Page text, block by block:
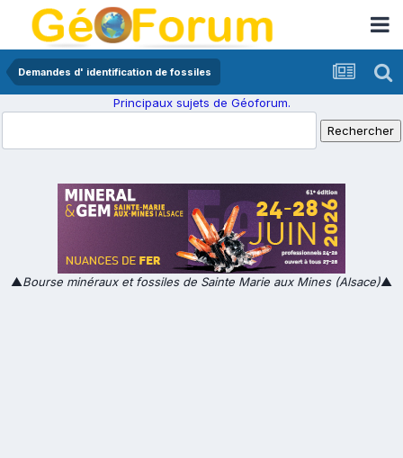
Demandes d' identification de fossiles
Principaux sujets de Géoforum.
▲Bourse minéraux et fossiles de Sainte Marie aux Mines (Alsace)▲